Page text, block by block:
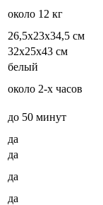
около 12 кг
26,5x23x34,5 см
32х25х43 см
белый
около 2-х часов
до 50 минут
да
да
да
да